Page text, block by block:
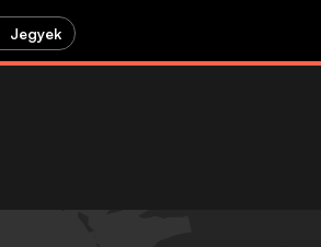
Jegyek